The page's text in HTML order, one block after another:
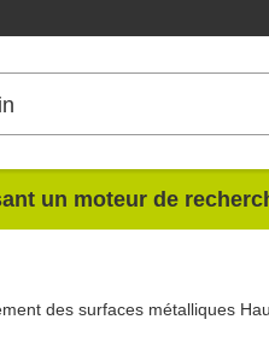
un moteur de
des surfaces métalliques